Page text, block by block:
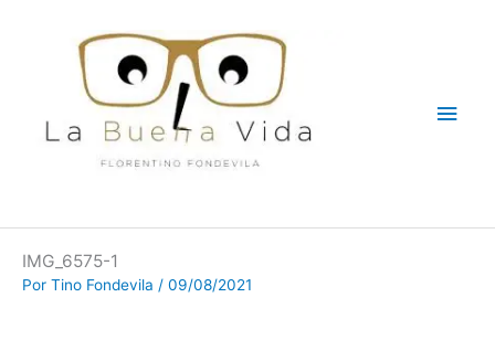
IMG_6575-1
Por Tino Fondevila / 09/08/2021